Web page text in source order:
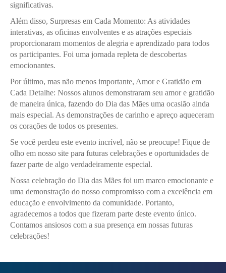
significativas.
Além disso, Surpresas em Cada Momento: As atividades
interativas, as oficinas envolventes e as atrações especiais
proporcionaram momentos de alegria e aprendizado para todos
os participantes. Foi uma jornada repleta de descobertas
emocionantes.
Por último, mas não menos importante, Amor e Gratidão em
Cada Detalhe: Nossos alunos demonstraram seu amor e gratidão
de maneira única, fazendo do Dia das Mães uma ocasião ainda
mais especial. As demonstrações de carinho e apreço aqueceram
os corações de todos os presentes.
Se você perdeu este evento incrível, não se preocupe! Fique de
olho em nosso site para futuras celebrações e oportunidades de
fazer parte de algo verdadeiramente especial.
Nossa celebração do Dia das Mães foi um marco emocionante e
uma demonstração do nosso compromisso com a excelência em
educação e envolvimento da comunidade. Portanto,
agradecemos a todos que fizeram parte deste evento único.
Contamos ansiosos com a sua presença em nossas futuras
celebrações!